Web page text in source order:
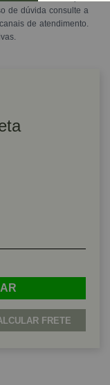
de dúvida consulte a
de atendimento.
FRETE